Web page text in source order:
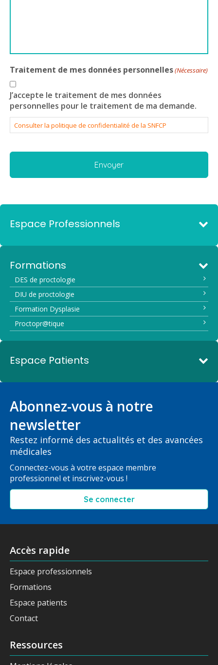
Traitement de mes données personnelles(Nécessaire)
J’accepte le traitement de mes données
personnelles pour le traitement de ma demande.
Consulter la politique de confidentialité de la SNFCP
Espace Professionnels
Formations
DES de proctologie
DIU de proctologie
Formation Dysplasie
Proctopr@tique
Espace Patients
Abonnez-vous à notre
newsletter
Restez informé des actualités et des avancées
médicales
Connectez-vous à votre espace membre
professionnel et inscrivez-vous !
Se connecter
Accès rapide
Espace professionnels
Formations
Espace patients
Contact
Ressources